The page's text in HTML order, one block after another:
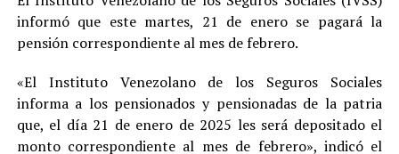
informó que este martes, 21 de enero se pagará la
pensión correspondiente al mes de febrero.
«El Instituto Venezolano de los Seguros Sociales
informa a los pensionados y pensionadas de la patria
que, el día 21 de enero de 2025 les será depositado el
monto correspondiente al mes de febrero», indicó el